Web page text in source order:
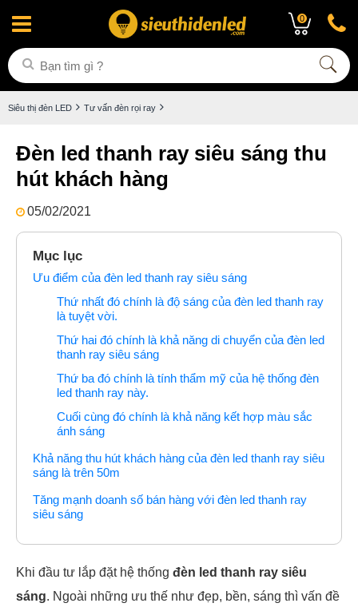
0
Siêu thị đèn LED Tư vấn đèn rọi ray
Đèn led thanh ray siêu sáng thu
hút khách hàng
05/02/2021
Mục lục
Ưu điểm của đèn led thanh ray siêu sáng
Thứ nhất đó chính là độ sáng của đèn led thanh ray
là tuyệt vời.
Thứ hai đó chính là khả năng di chuyển của đèn led
thanh ray siêu sáng
Thứ ba đó chính là tính thẩm mỹ của hệ thống đèn
led thanh ray này.
Cuối cùng đó chính là khả năng kết hợp màu sắc
ánh sáng
Khả năng thu hút khách hàng của đèn led thanh ray siêu
sáng là trên 50m
Tăng mạnh doanh số bán hàng với đèn led thanh ray
siêu sáng
Khi đầu tư lắp đặt hệ thống đèn led thanh ray siêu
sáng. Ngoài những ưu thế như đẹp, bền, sáng thì vấn đề